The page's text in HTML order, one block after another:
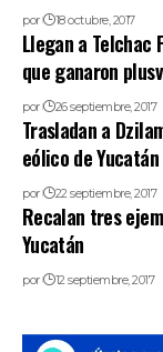
por 18 octubre, 2017
Llegan a Telchac
que ganaron
por 26 septiembre, 2017
Trasladan a
eólico de Yucatán
por 22 septiembre, 2017
Recalan tres
Yucatán
por 12 septiembre, 2017